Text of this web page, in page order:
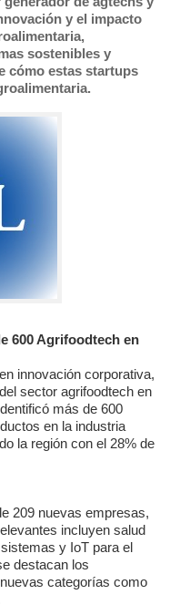
y el impacto
sostenibles y
cómo estas startups
innovación corporativa,
sector agrifoodtech en
más de 600
en la industria
la región con el 28% de
209 nuevas empresas,
incluyen salud
y IoT para el
destacan los
categorías como